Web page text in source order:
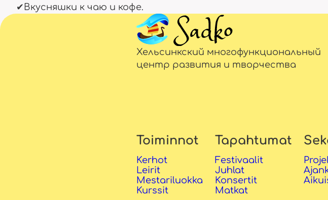
✔Вкусняшки к чаю и кофе.
Хельсинкский многофункциональный
центр развития и творчества
Toiminnot
Kerhot
Leirit
Mestariluokka
Kurssit
Tapahtumat
Festivaalit
Juhlat
Konsertit
Matkat